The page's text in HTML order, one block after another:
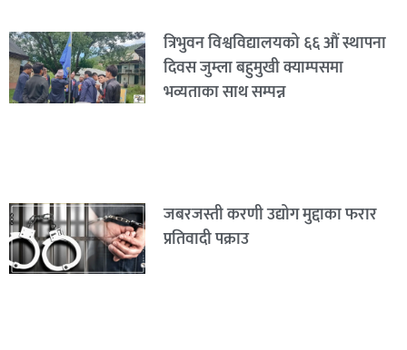
त्रिभुवन विश्वविद्यालयको ६६ औं स्थापना
दिवस जुम्ला बहुमुखी क्याम्पसमा
भव्यताका साथ सम्पन्न
जबरजस्ती करणी उद्योग मुद्दाका फरार
प्रतिवादी पक्राउ